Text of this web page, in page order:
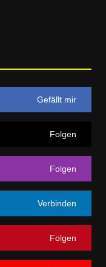
Gefällt mir
Folgen
Folgen
Verbinden
Folgen